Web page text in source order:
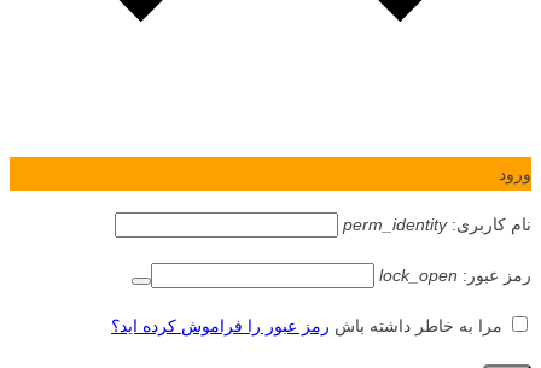
ورود
نام کاربری:perm_identity
رمز عبور: lock_open
مرا به خاطر داشته باش رمز عبور را فراموش کرده اید؟